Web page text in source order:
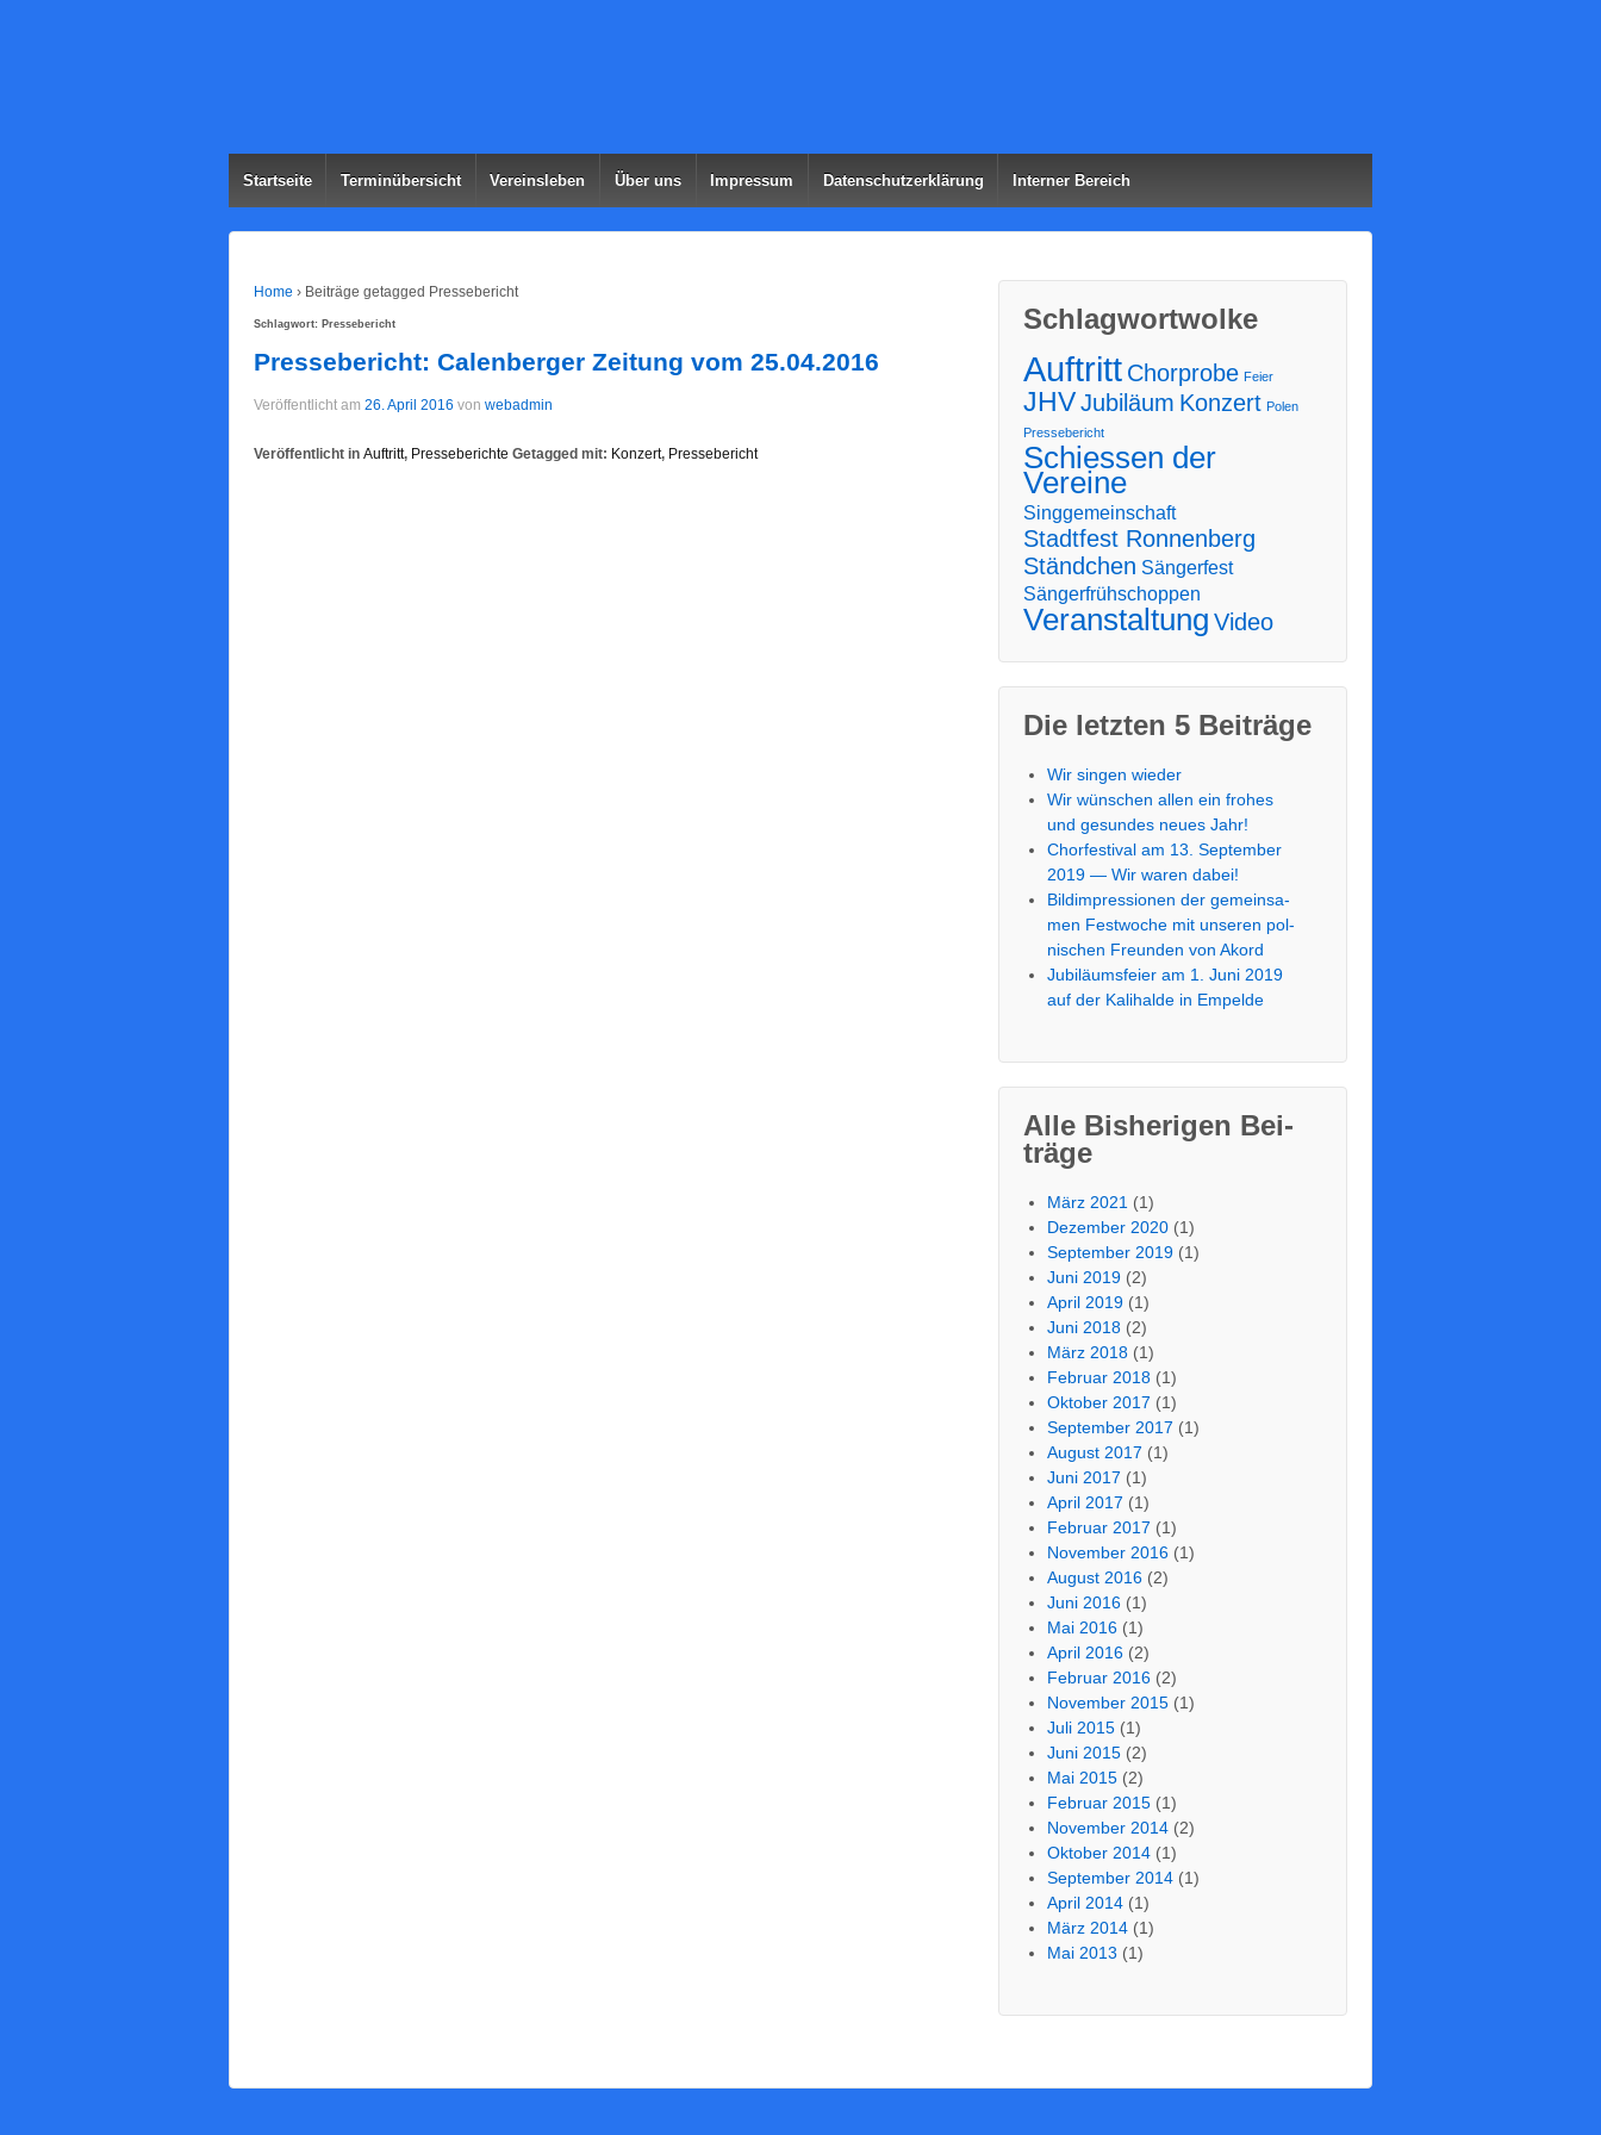
Start­sei­te Ter­min­über­sicht Ver­eins­le­ben Über uns Impres­sum Daten­schutz­er­klä­rung Inter­ner Bereich
Home › Beiträge getagged Pressebericht
Schlagwort: Pressebericht
Pres­se­be­richt: Calen­ber­ger Zei­tung vom 25.04.2016
Veröffentlicht am 26. April 2016 von webadmin
Veröffentlicht in Auftritt, Presseberichte Getagged mit: Konzert, Pressebericht
Schlag­wort­wol­ke
Auftritt Chorprobe Feier
JHVJubiläum Konzert Polen
Pressebericht
Schiessen der
Vereine
Singgemeinschaft
Stadtfest Ronnenberg
Ständchen Sängerfest
Sängerfrühschoppen
Veranstaltung Video
Die letz­ten 5 Bei­trä­ge
Wir sin­gen wie­der
Wir wün­schen allen ein fro­hes
und gesun­des neu­es Jahr!
Chor­fes­ti­val am 13. Sep­tem­ber
2019 — Wir waren dabei!
Bild­im­pres­sio­nen der gemein­sa­
men Fest­wo­che mit unse­ren pol­
ni­schen Freun­den von Akord
Jubi­lä­ums­fei­er am 1. Juni 2019
auf der Kali­hal­de in Empel­de
Alle Bis­he­ri­gen Bei­
trä­ge
März 2021 (1)
Dezember 2020 (1)
September 2019 (1)
Juni 2019 (2)
April 2019 (1)
Juni 2018 (2)
März 2018 (1)
Februar 2018 (1)
Oktober 2017 (1)
September 2017 (1)
August 2017 (1)
Juni 2017 (1)
April 2017 (1)
Februar 2017 (1)
November 2016 (1)
August 2016 (2)
Juni 2016 (1)
Mai 2016 (1)
April 2016 (2)
Februar 2016 (2)
November 2015 (1)
Juli 2015 (1)
Juni 2015 (2)
Mai 2015 (2)
Februar 2015 (1)
November 2014 (2)
Oktober 2014 (1)
September 2014 (1)
April 2014 (1)
März 2014 (1)
Mai 2013 (1)